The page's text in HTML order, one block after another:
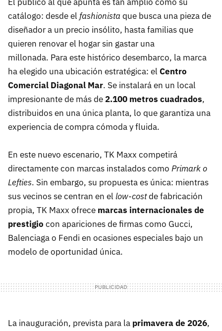
catálogo: desde el fashionista que busca una pieza de
diseñador a un precio insólito, hasta familias que
quieren renovar el hogar sin gastar una
millonada. Para este histórico desembarco, la marca
ha elegido una ubicación estratégica: el Centro
Comercial Diagonal Mar. Se instalará en un local
impresionante de más de 2.100 metros cuadrados,
distribuidos en una única planta, lo que garantiza una
experiencia de compra cómoda y fluida.
En este nuevo escenario, TK Maxx competirá
directamente con marcas instalados como Primark o
Lefties. Sin embargo, su propuesta es única: mientras
sus vecinos se centran en el low-costde fabricación
propia, TK Maxx ofrece marcas internacionales de
prestigio con apariciones de firmas como Gucci,
Balenciaga o Fendi en ocasiones especiales bajo un
modelo de oportunidad única.
La inauguración, prevista para la primavera de 2026,